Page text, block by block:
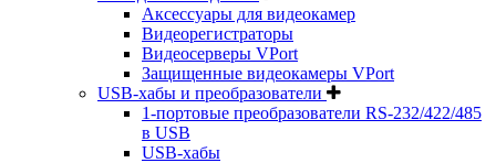
Аксессуары для видеокамер
Видеорегистраторы
Видеосерверы VPort
Защищенные видеокамеры VPort
USB-хабы и преобразователи
1-портовые преобразователи RS-232/422/485
в USB
USB-хабы